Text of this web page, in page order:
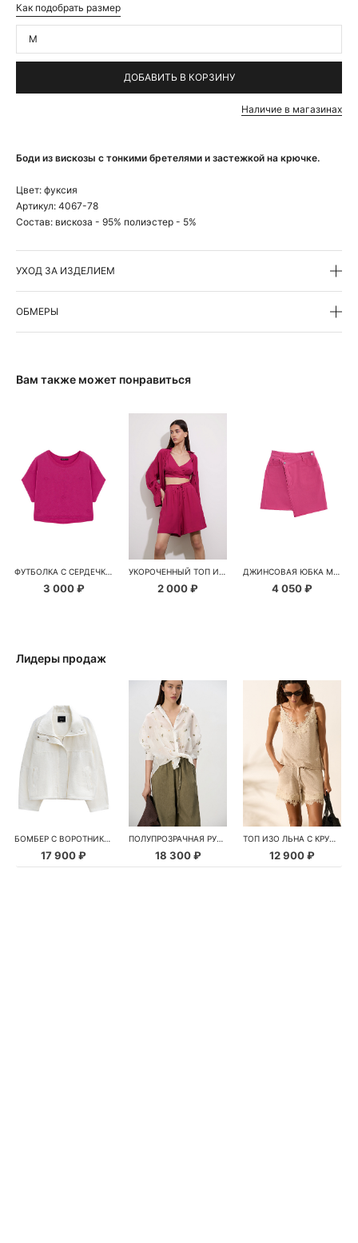
Боди из вискозы с тонкими бретелями и застежкой на крючке.
Цвет: фуксия
Артикул: 4067-78
Состав: вискоза - 95% полиэстер - 5%
УХОД ЗА ИЗДЕЛИЕМ
ОБМЕРЫ
Как подобрать размер
M
ДОБАВИТЬ В КОРЗИНУ
Наличие в магазинах
Вам также может понравиться
ФУТБОЛКА С СЕРДЕЧКАМИ
3 000 ₽
УКОРОЧЕННЫЙ ТОП ИЗ ВИСКОЗЫ
2 000 ₽
ДЖИНСОВАЯ ЮБКА МИНИ С АСИММЕТРИЧНОЙ ЗАСТЕЖКОЙ
4 050 ₽
Лидеры продаж
БОМБЕР С ВОРОТНИКОМ-СТОЙКОЙ
17 900 ₽
ПОЛУПРОЗРАЧНАЯ РУБАШКА С РОМАШКАМИ
18 300 ₽
ТОП ИЗО ЛЬНА С КРУЖЕВОМ
12 900 ₽